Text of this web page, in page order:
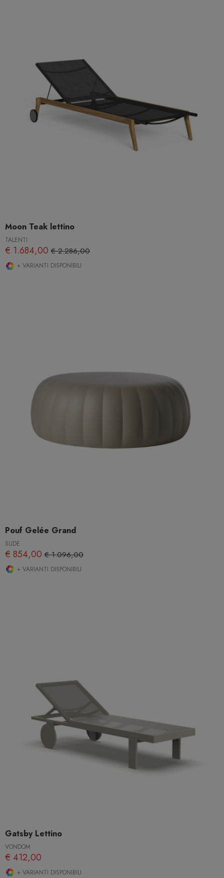
Moon Teak lettino
TALENTI
€ 1.684,00 € 2.286,00
+ VARIANTI DISPONIBILI
Pouf Gelée Grand
SLIDE
€ 854,00 € 1.096,00
+ VARIANTI DISPONIBILI
Gatsby Lettino
VONDOM
€ 412,00
+ VARIANTI DISPONIBILI